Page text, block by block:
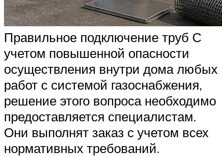
Правильное подключение труб С
учетом повышенной опасности
осуществления внутри дома любых
работ с системой газоснабжения,
решение этого вопроса необходимо
предоставляется специалистам.
Они выполнят заказ с учетом всех
нормативных требований.